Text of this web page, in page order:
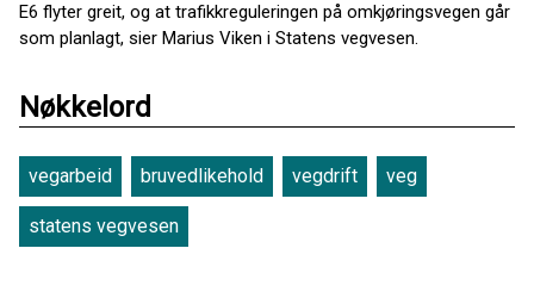
E6 flyter greit, og at trafikkreguleringen på omkjøringsvegen går
som planlagt, sier Marius Viken i Statens vegvesen.
Nøkkelord
vegarbeid bruvedlikehold vegdrift veg
statens vegvesen